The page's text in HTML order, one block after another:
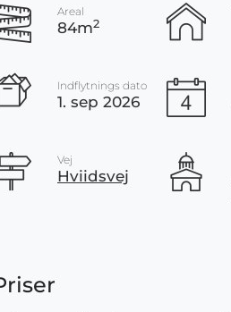
Areal
84m2
Indflytnings dato
1. sep 2026
Vej
Hviidsvej